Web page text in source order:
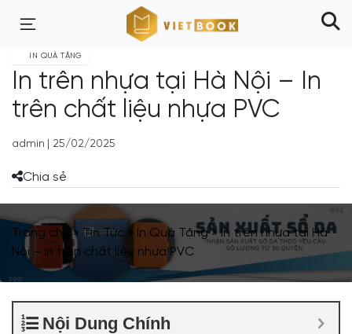
IN QUÀ TẶNG
In trên nhựa tại Hà Nội – In
trên chất liệu nhựa PVC
admin 25/02/2025
Chia sẻ
Trang chủ » Tin Tức» In Quà Tặng»In trên nhựa tại Hà
Nội – In trên chất liệu nhựa PVC
Nội Dung Chính